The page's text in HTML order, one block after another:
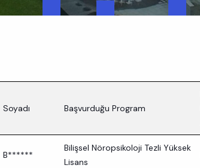
Soyadı Başvurduğu Program
B******
Bilişsel Nöropsikoloji Tezli Yüksek
Lisans